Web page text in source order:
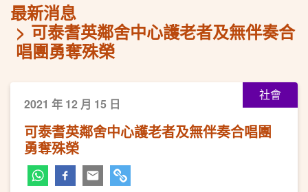
最新消息
可泰耆英鄰舍中心護老者及無伴奏合
唱團勇奪殊榮
社會
2021 年 12 月 15 日
可泰耆英鄰舍中心護老者及無伴奏合唱團
勇奪殊榮